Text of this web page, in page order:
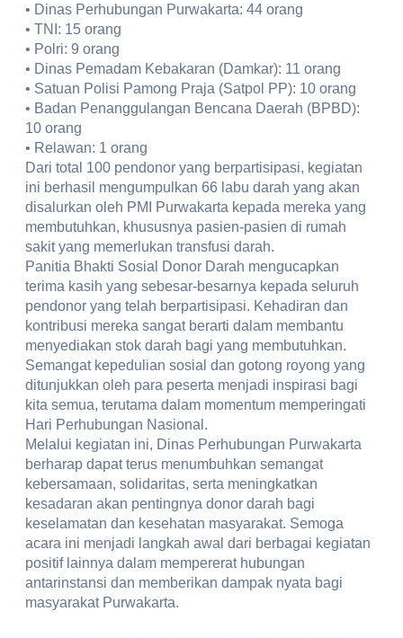
• Dinas Perhubungan Purwakarta: 44 orang
• TNI: 15 orang
• Polri: 9 orang
• Dinas Pemadam Kebakaran (Damkar): 11 orang
• Satuan Polisi Pamong Praja (Satpol PP): 10 orang
• Badan Penanggulangan Bencana Daerah (BPBD):
10 orang
• Relawan: 1 orang
Dari total 100 pendonor yang berpartisipasi, kegiatan
ini berhasil mengumpulkan 66 labu darah yang akan
disalurkan oleh PMI Purwakarta kepada mereka yang
membutuhkan, khususnya pasien-pasien di rumah
sakit yang memerlukan transfusi darah.
Panitia Bhakti Sosial Donor Darah mengucapkan
terima kasih yang sebesar-besarnya kepada seluruh
pendonor yang telah berpartisipasi. Kehadiran dan
kontribusi mereka sangat berarti dalam membantu
menyediakan stok darah bagi yang membutuhkan.
Semangat kepedulian sosial dan gotong royong yang
ditunjukkan oleh para peserta menjadi inspirasi bagi
kita semua, terutama dalam momentum memperingati
Hari Perhubungan Nasional.
Melalui kegiatan ini, Dinas Perhubungan Purwakarta
berharap dapat terus menumbuhkan semangat
kebersamaan, solidaritas, serta meningkatkan
kesadaran akan pentingnya donor darah bagi
keselamatan dan kesehatan masyarakat. Semoga
acara ini menjadi langkah awal dari berbagai kegiatan
positif lainnya dalam mempererat hubungan
antarinstansi dan memberikan dampak nyata bagi
masyarakat Purwakarta.